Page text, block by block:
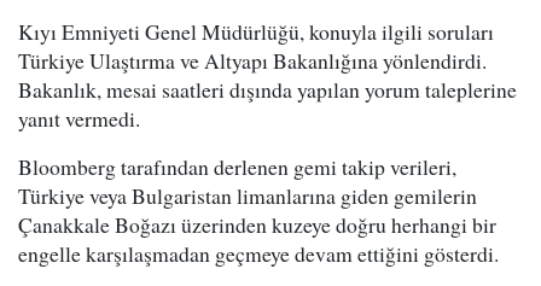
Kıyı Emniyeti Genel Müdürlüğü, konuyla ilgili soruları
Türkiye Ulaştırma ve Altyapı Bakanlığına yönlendirdi.
Bakanlık, mesai saatleri dışında yapılan yorum taleplerine
yanıt vermedi.
Bloomberg tarafından derlenen gemi takip verileri,
Türkiye veya Bulgaristan limanlarına giden gemilerin
Çanakkale Boğazı üzerinden kuzeye doğru herhangi bir
engelle karşılaşmadan geçmeye devam ettiğini gösterdi.